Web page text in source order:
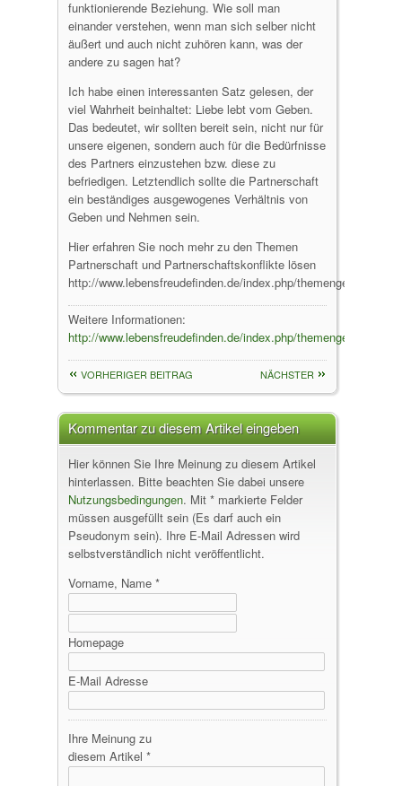
funktionierende Beziehung. Wie soll man
einander verstehen, wenn man sich selber nicht
äußert und auch nicht zuhören kann, was der
andere zu sagen hat?
Ich habe einen interessanten Satz gelesen, der
viel Wahrheit beinhaltet: Liebe lebt vom Geben.
Das bedeutet, wir sollten bereit sein, nicht nur für
unsere eigenen, sondern auch für die Bedürfnisse
des Partners einzustehen bzw. diese zu
befriedigen. Letztendlich sollte die Partnerschaft
ein beständiges ausgewogenes Verhältnis von
Geben und Nehmen sein.
Hier erfahren Sie noch mehr zu den Themen
Partnerschaft und Partnerschaftskonflikte lösen
http://www.lebensfreudefinden.de/index.php/themengebiete/
Weitere Informationen:
http://www.lebensfreudefinden.de/index.php/themengebiete/
NÄCHSTER
VORHERIGER BEITRAG
Kommentar zu diesem Artikel eingeben
Hier können Sie Ihre Meinung zu diesem Artikel
hinterlassen. Bitte beachten Sie dabei unsere
Nutzungsbedingungen. Mit * markierte Felder
müssen ausgefüllt sein (Es darf auch ein
Pseudonym sein). Ihre E-Mail Adressen wird
selbstverständlich nicht veröffentlicht.
Vorname, Name *
Homepage
E-Mail Adresse
Ihre Meinung zu
diesem Artikel *